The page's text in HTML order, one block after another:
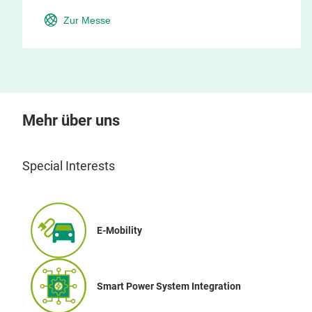
Zur Messe
Mehr über uns
Special Interests
E-Mobility
Smart Power System Integration